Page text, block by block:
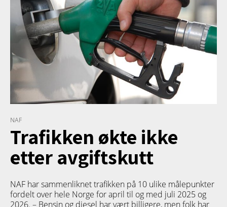
NAF
Trafikken økte ikke
etter avgiftskutt
NAF har sammenliknet trafikken på 10 ulike målepunkter
fordelt over hele Norge for april til og med juli 2025 og
2026. – Bensin og diesel har vært billigere, men folk har